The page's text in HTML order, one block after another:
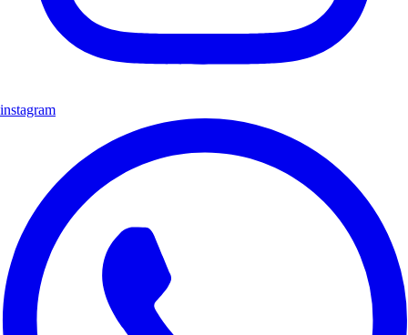
instagram